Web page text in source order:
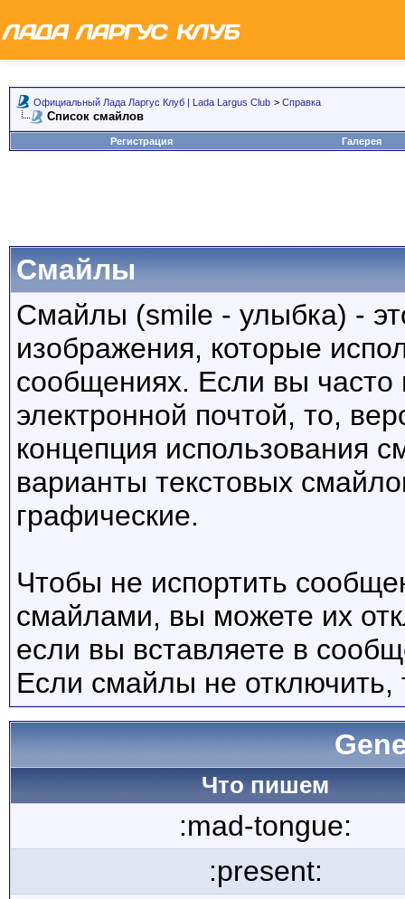
Официальный Лада Ларгус Клуб | Lada Largus Club > Справка
Список смайлов
Регистрация Галерея
Смайлы
Смайлы (smile - улыбка) -
изображения, которые
сообщениях. Если вы часто
электронной почтой, то,
концепция использования
варианты текстовых
графические.
Чтобы не испортить
смайлами, вы можете их
если вы вставляете в
Если смайлы не отключить,
Что пишем
:mad-tongue:
:present: